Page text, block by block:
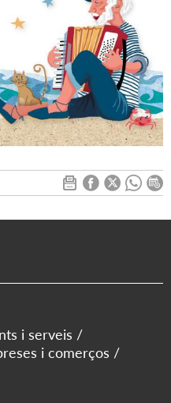
i serveis
i comerços